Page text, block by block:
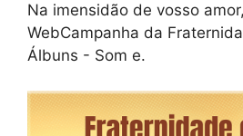
Na imensidão de vosso
WebCampanha da
Álbuns - Som e.